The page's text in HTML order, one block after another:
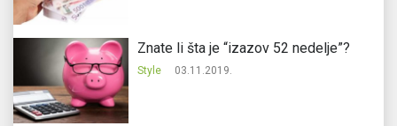
Znate li šta je “izazov 52 nedelje”?
Style 03.11.2019.